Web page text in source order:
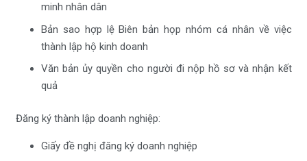
minh nhân dân
Bản sao hợp lệ Biên bản họp nhóm cá nhân về việc
thành lập hộ kinh doanh
Văn bản ủy quyền cho người đi nộp hồ sơ và nhận kết
quả
Đăng ký thành lập doanh nghiệp:
Giấy đề nghị đăng ký doanh nghiệp